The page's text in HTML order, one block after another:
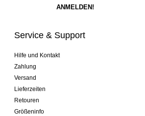
Service & Support
Hilfe und Kontakt
Zahlung
Versand
Lieferzeiten
Retouren
Größeninfo